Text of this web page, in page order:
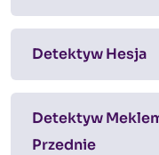
Detektyw Hesja
Detektyw
Przednie